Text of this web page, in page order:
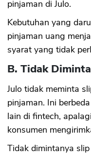
pinjaman di Julo.
Kebutuhan yang
pinjaman uang
syarat yang tidak
B. Tidak
Julo tidak meminta
pinjaman. Ini
lain di fintech,
konsumen
Tidak dimintanya